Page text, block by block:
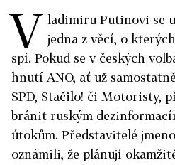
V ladimiru Putinovi se
jedna z věcí, o
spí. Pokud se v českých
hnutí ANO, ať už
SPD, Stačilo! či Motoristy,
bránit ruským
útokům. Představitelé
oznámili, že plánují